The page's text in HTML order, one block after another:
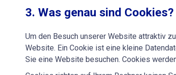
3. Was genau sind Cookies?
Um den Besuch unserer Website attraktiv
Website. Ein Cookie ist eine kleine
Sie eine Website besuchen. Cookies